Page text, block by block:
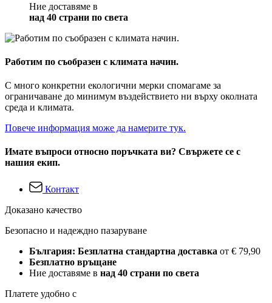
Ние доставяме в
над 40 страни по света
Работим по съобразен с климата начин.
С много конкретни екологични мерки спомагаме за
ограничаване до минимум въздействието ни върху околната
среда и климата.
Повече информация може да намерите тук.
Имате въпроси относно поръчката ви? Свържете се с
нашия екип.
Контакт
Доказано качество
Безопасно и надеждно пазаруване
България: Безплатна стандартна доставка от € 79,90
Безплатно връщане
Ние доставяме в над 40 страни по света
Платете удобно с